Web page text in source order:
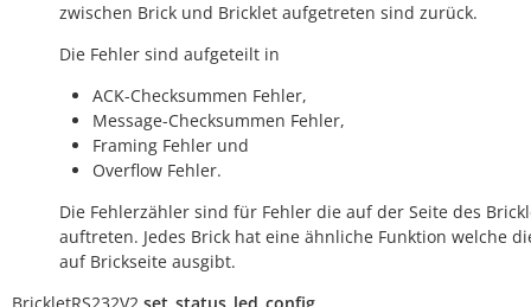
zwischen Brick und Bricklet aufgetreten sind zurück.
Die Fehler sind aufgeteilt in
ACK-Checksummen Fehler,
Message-Checksummen Fehler,
Framing Fehler und
Overflow Fehler.
Die Fehlerzähler sind für Fehler die auf der Seite des
auftreten. Jedes Brick hat eine ähnliche Funktion welche
auf Brickseite ausgibt.